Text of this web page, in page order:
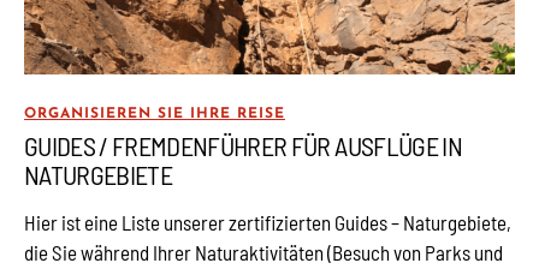
ORGANISIEREN SIE IHRE REISE
GUIDES / FREMDENFÜHRER FÜR AUSFLÜGE IN
NATURGEBIETE
Hier ist eine Liste unserer zertifizierten Guides – Naturgebiete,
die Sie während Ihrer Naturaktivitäten (Besuch von Parks und